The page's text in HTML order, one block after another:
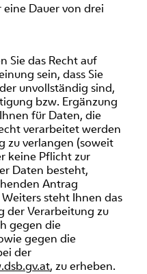
Dauer von drei
Sie das Recht auf
sein, dass Sie
unvollständig sind,
bzw. Ergänzung
für Daten, die
verarbeitet werden
zu verlangen (soweit
keine Pflicht zur
Daten besteht,
Antrag
steht Ihnen das
der Verarbeitung zu
gegen die
gegen die
der
, zu erheben.